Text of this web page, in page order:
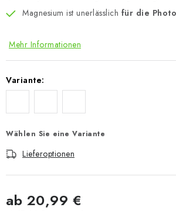
Magnesium ist unerlässlich für die
Mehr Informationen
Variante:
Wählen Sie eine Variante
Lieferoptionen
ab 20,99 €